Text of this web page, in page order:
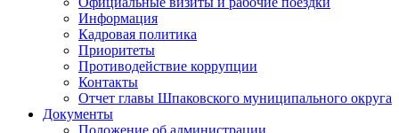
Информация
Кадровая политика
Приоритеты
Противодействие коррупции
Контакты
Отчет главы Шпаковского муниципального округа
Документы
Положение об администрации